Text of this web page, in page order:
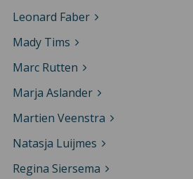
Leonard Faber
Mady Tims
Marc Rutten
Marja Aslander
Martien Veenstra
Natasja Luijmes
Regina Siersema